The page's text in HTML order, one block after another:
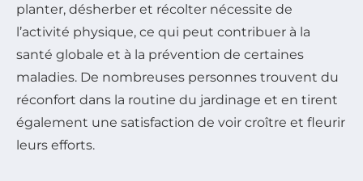
planter, désherber et récolter nécessite de
l’activité physique, ce qui peut contribuer à la
santé globale et à la prévention de certaines
maladies. De nombreuses personnes trouvent du
réconfort dans la routine du jardinage et en tirent
également une satisfaction de voir croître et fleurir
leurs efforts.